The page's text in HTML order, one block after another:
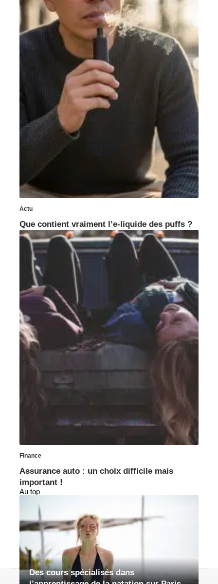
Actu
Que contient vraiment l’e-liquide des puffs ?
Finance
Assurance auto : un choix difficile mais
important !
Au top
Des cours spécialisés dans
Contact Mentions légales Sitemap